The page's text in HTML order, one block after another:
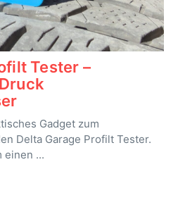
Tester –
Gadget zum
Delta Garage Profilt Tester.
einen ...